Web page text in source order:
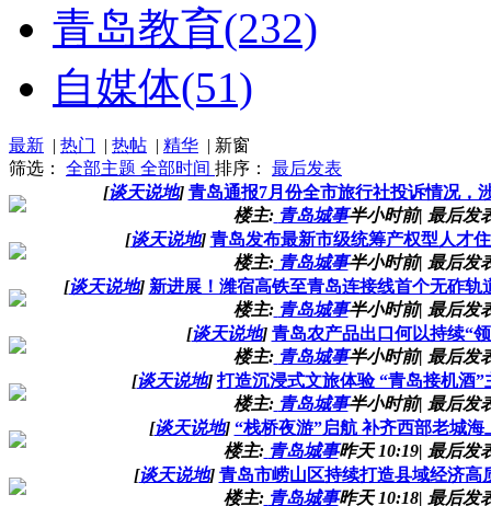
青岛教育(232)
自媒体(51)
最新 | 热门 | 热帖 | 精华 | 新窗
筛选： 全部主题 全部时间 排序： 最后发表
[谈天说地] 青岛通报7月份全市旅行社投诉情况，
楼主: 青岛城事半小时前| 最后发
[谈天说地] 青岛发布最新市级统筹产权型人才
楼主: 青岛城事半小时前| 最后发
[谈天说地] 新进展！潍宿高铁至青岛连接线首个无砟轨
楼主: 青岛城事半小时前| 最后发
[谈天说地] 青岛农产品出口何以持续“
楼主: 青岛城事半小时前| 最后发
[谈天说地] 打造沉浸式文旅体验 “青岛接机酒”
楼主: 青岛城事半小时前| 最后发
[谈天说地] “栈桥夜游”启航 补齐西部老城海
楼主: 青岛城事昨天 10:19| 最后发
[谈天说地] 青岛市崂山区持续打造县域经济高
楼主: 青岛城事昨天 10:18| 最后发